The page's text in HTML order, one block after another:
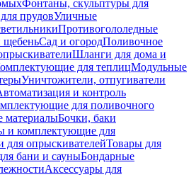
Фонтаны, скульптуры для
прудовУличные
Противогололедные
щебеньСад и огородПоливочное
Шланги для дома и
для теплицМодульные
Уничтожители, отпугиватели
и контроль
для поливочного
материалыБочки, баки
и комплектующие для
для опрыскивателейТовары для
бани и сауныБондарные
Аксессуары для